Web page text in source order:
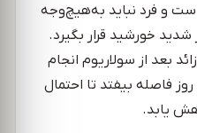
است و فرد نباید به‌هیچ‌وجه
خورشید قرار بگیرد.
بعد از سولاریوم انجام
فاصله بیفتد تا احتمال
یابد.